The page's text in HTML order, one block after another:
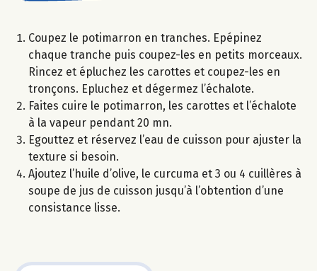
Coupez le potimarron en tranches. Epépinez
chaque tranche puis coupez-les en petits morceaux.
Rincez et épluchez les carottes et coupez-les en
tronçons. Epluchez et dégermez l’échalote.
Faites cuire le potimarron, les carottes et l’échalote
à la vapeur pendant 20 mn.
Egouttez et réservez l’eau de cuisson pour ajuster la
texture si besoin.
Ajoutez l’huile d’olive, le curcuma et 3 ou 4 cuillères à
soupe de jus de cuisson jusqu’à l’obtention d’une
consistance lisse.